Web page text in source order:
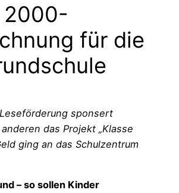
2000-
für die
sponsert
das Projekt „Klasse
ging an das Schulzentrum
– so sollen Kinder